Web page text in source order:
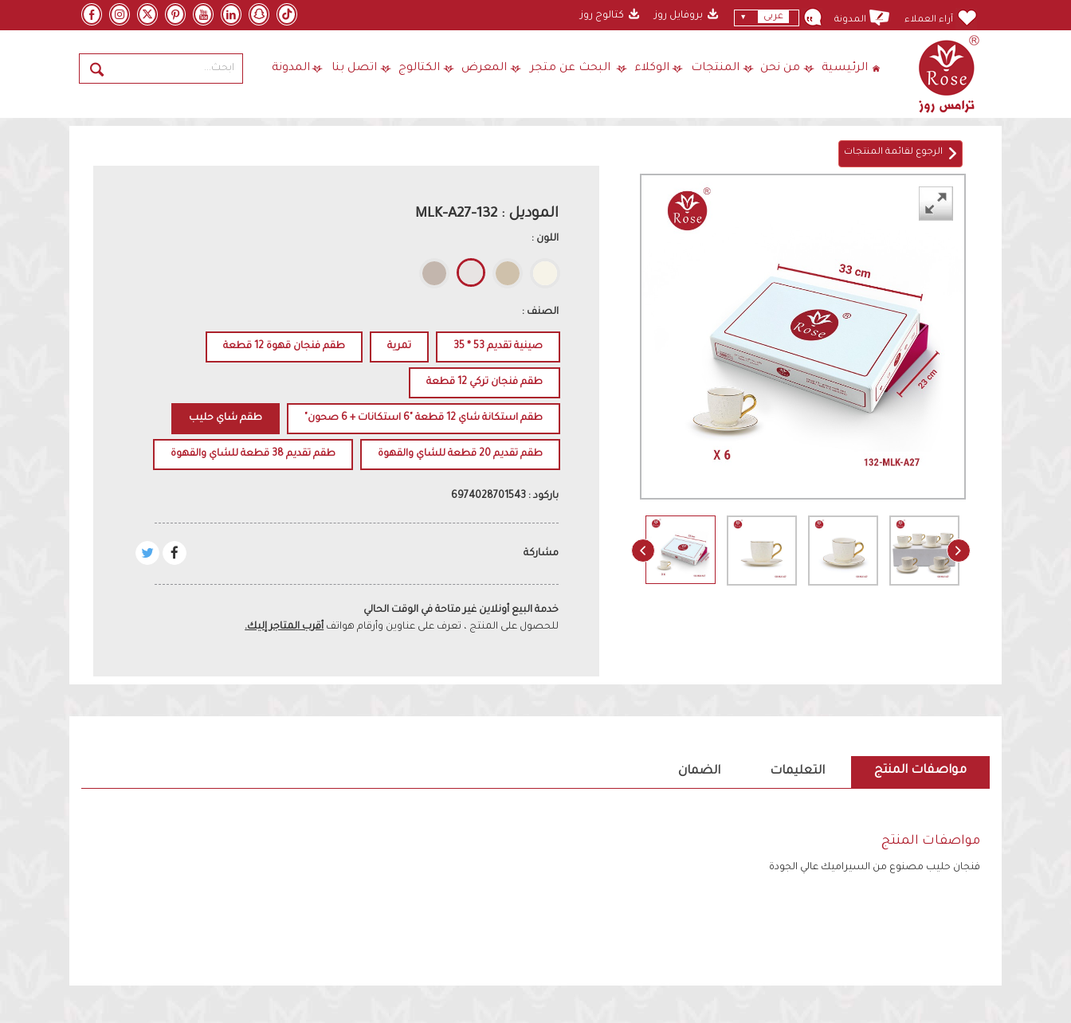
آراء العملاء المدونة عربى بروفايل روز كتالوج روز
الرئيسية من نحن المنتجات الوكلاء البحث عن متجر المعرض الكتالوج اتصل بنا المدونة
الرجوع لقائمة المنتجات
الموديل : 132-MLK-A27
اللون :
الصنف :
صينية تقديم 53 * 35 تمرية طقم فنجان قهوة 12 قطعة
طقم فنجان تركي 12 قطعة
طقم استكانة شاي 12 قطعة "6 استكانات + 6 صحون" طقم شاي حليب
طقم تقديم 20 قطعة للشاي والقهوة طقم تقديم 38 قطعة للشاي والقهوة
باركود : 6974028701543
مشاركة
خدمة البيع أونلاين غير متاحة في الوقت الحالي
للحصول على المنتج ، تعرف على عناوين وأرقام هواتفأقرب المتاجر إليك.
مواصفات المنتج التعليمات الضمان
مواصفات المنتج
فنجان حليب مصنوع من السيراميك عالي الجودة